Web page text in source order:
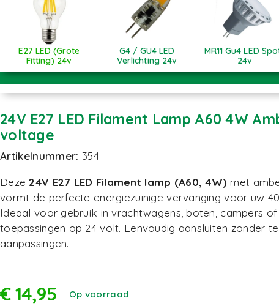
E27 LED (Grote
Fitting) 24v
G4 / GU4 LED
Verlichting 24v
MR11 Gu4 LED
24v
24V E27 LED Filament Lamp A60 4W
voltage
Artikelnummer: 354
Deze24V E27 LED Filament lamp (A60, 4W) met
vormt de perfecte energiezuinige vervanging voor uw
Ideaal voor gebruik in vrachtwagens, boten, campers
toepassingen op 24 volt. Eenvoudig aansluiten zonder
aanpassingen.
€14,95 Op voorraad